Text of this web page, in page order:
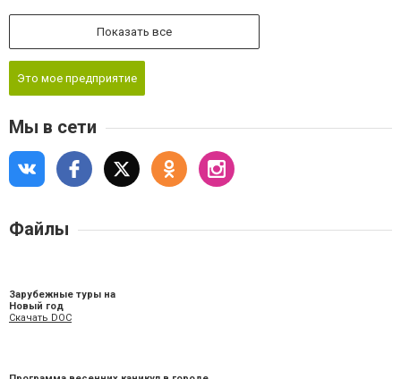
Показать все
Это мое предприятие
Мы в сети
Файлы
Зарубежные туры на
Новый год
Скачать DOC